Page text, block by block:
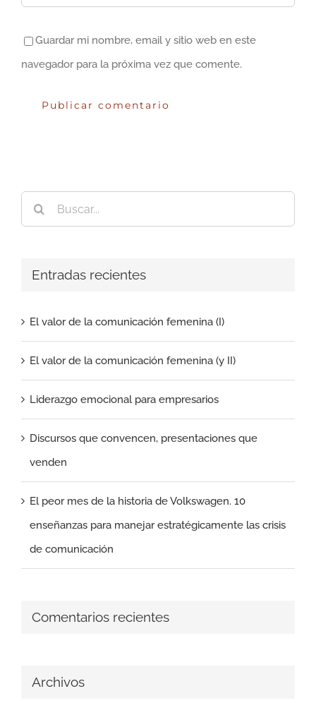
Guardar mi nombre, email y sitio web en este
navegador para la próxima vez que comente.
Buscar:
Entradas recientes
El valor de la comunicación femenina (I)
El valor de la comunicación femenina (y II)
Liderazgo emocional para empresarios
Discursos que convencen, presentaciones que
venden
El peor mes de la historia de Volkswagen. 10
enseñanzas para manejar estratégicamente las crisis
de comunicación
Comentarios recientes
Archivos